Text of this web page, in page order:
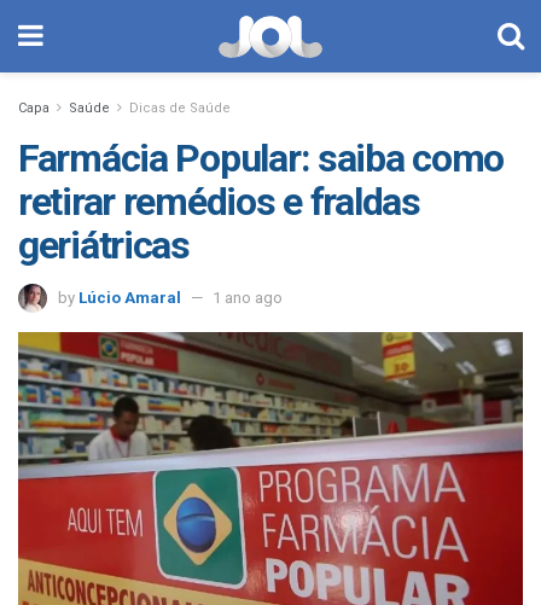
Capa Saúde Dicas de Saúde
Farmácia Popular: saiba como
retirar remédios e fraldas
geriátricas
by Lúcio Amaral 1 ano ago